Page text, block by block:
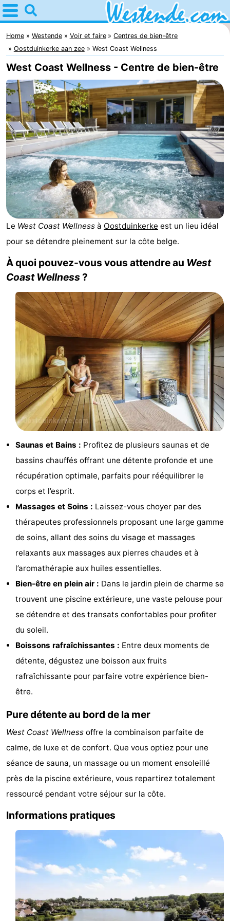
Home
Westende
Astuces
Avec
les
enfants
Passer
la
nuit
Appartements
-
Holiday
Suites
Nieuwpoort
-
Holiday
Suites
Westende
Campings
Chambre
d'hôtes
Chaumières
-
Oostduinkerke
zee
Westende
Last
minutes
Plages
Voir
faire
Lieux
d'intérêt
Musées
Monuments
Points
vue
Attractions
Fermes
Terrains
jeux
Aires
jeux
intérieures
Bowling
Parcours
golf
Centres
être
Villages
villes
Sports
-
Piscines
-
Faire
du
-
Randonnée
-
Équitation
Terrains
golf
Equitation
Boire
Home Westende Voir et faire
Centres de bien-être
Oostduinkerke aan zee
West Coast Wellness
West Coast Wellness - Centre de bien-être
Le West Coast Wellness à Oostduinkerke est un lieu idéal
pour se détendre pleinement sur la côte belge.
À quoi pouvez-vous vous attendre au West
Coast Wellness?
Saunas et Bains : Profitez de plusieurs saunas et de
bassins chauffés offrant une détente profonde et une
récupération optimale, parfaits pour rééquilibrer le
corps et l’esprit.
Massages et Soins : Laissez-vous choyer par des
thérapeutes professionnels proposant une large gamme
de soins, allant des soins du visage et massages
relaxants aux massages aux pierres chaudes et à
l’aromathérapie aux huiles essentielles.
Bien-être en plein air : Dans le jardin plein de charme se
trouvent une piscine extérieure, une vaste pelouse pour
se détendre et des transats confortables pour profiter
du soleil.
Boissons rafraîchissantes : Entre deux moments de
détente, dégustez une boisson aux fruits
rafraîchissante pour parfaire votre expérience bien-
être.
Pure détente au bord de la mer
West Coast Wellness offre la combinaison parfaite de
calme, de luxe et de confort. Que vous optiez pour une
séance de sauna, un massage ou un moment ensoleillé
près de la piscine extérieure, vous repartirez totalement
ressourcé pendant votre séjour sur la côte.
Informations pratiques